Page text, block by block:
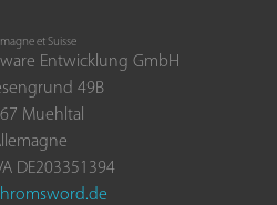
et Suisse
Entwicklung GmbH
49B
Muehltal
DE203351394